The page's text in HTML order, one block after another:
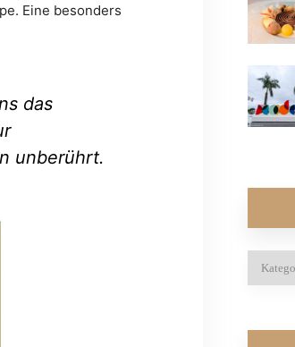
Eine besonders
das
unberührt.